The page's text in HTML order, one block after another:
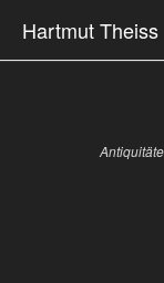
Hartmut Theiss